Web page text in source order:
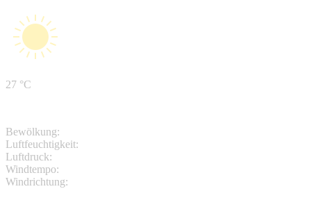
27 °C
Bewölkung:
Luftfeuchtigkeit:
Luftdruck:
Windtempo:
Windrichtung: